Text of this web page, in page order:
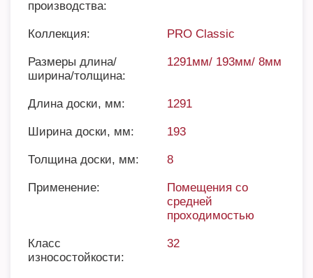
производства:
Коллекция: PRO Classic
Размеры длина/
ширина/толщина:
1291мм/ 193мм/ 8мм
Длина доски, мм: 1291
Ширина доски, мм: 193
Толщина доски, мм: 8
Применение:
Помещения со
средней
проходимостью
Класс
износостойкости:
32